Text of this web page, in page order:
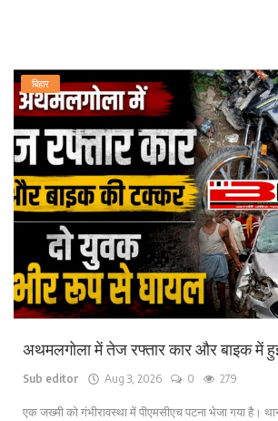
बिहार
अथमलगोला में तेज रफ्तार कार और बाइक में
Sub editor Aug 3, 2026 0 279
एक जख्मी को गंभीरावस्था में पीएमसीएच पटना भेजा गया है।